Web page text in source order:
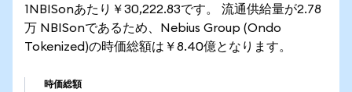
1NBISonあたり￥30,222.83です。 流通供給量が2.78
万 NBISonであるため、Nebius Group (Ondo
Tokenized)の時価総額は￥8.40億となります。
時価総額